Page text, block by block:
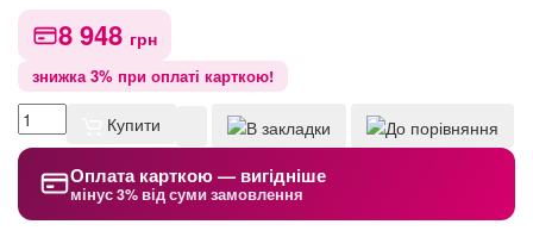
8 948 грн
знижка 3% при оплаті карткою!
Купити
Оплата карткою — вигідніше
мінус 3% від суми замовлення